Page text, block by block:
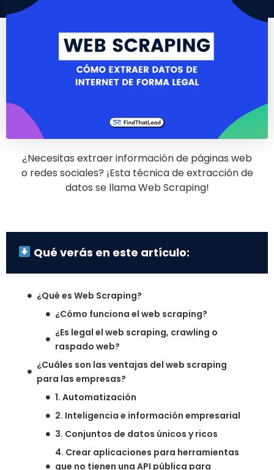
¿Necesitas extraer información de páginas web
o redes sociales? ¡Esta técnica de extracción de
datos se llama Web Scraping!
Qué verás en este artículo:
¿Qué es Web Scraping?
¿Cómo funciona el web scraping?
¿Es legal el web scraping, crawling o
raspado web?
¿Cuáles son las ventajas del web scraping
para las empresas?
1. Automatización
2. Inteligencia e información empresarial
3. Conjuntos de datos únicos y ricos
4. Crear aplicaciones para herramientas
que no tienen una API pública para